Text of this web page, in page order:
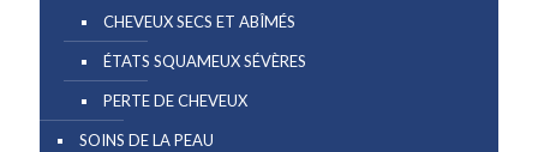
CHEVEUX SECS ET ABÎMÉS
ÉTATS SQUAMEUX SÉVÈRES
PERTE DE CHEVEUX
SOINS DE LA PEAU